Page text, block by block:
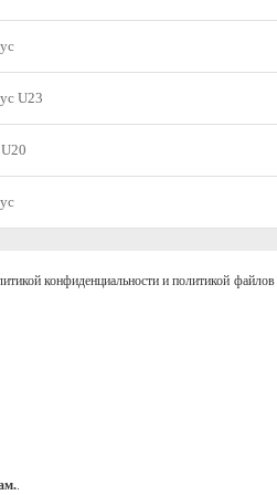
U23
конфиденциальности и политикой
.